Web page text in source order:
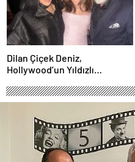
Dilan Çiçek Deniz,
Hollywood’un Yıldızlı